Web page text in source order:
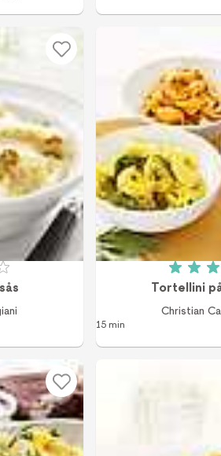
av 5 (97 röster)
Tortellini
Christian
15 min